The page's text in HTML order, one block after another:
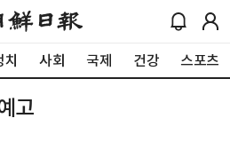
치 사회 국제 건강 스포츠
고